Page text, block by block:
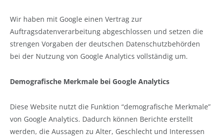
Wir haben mit Google einen Vertrag zur
Auftragsdatenverarbeitung abgeschlossen und setzen die
strengen Vorgaben der deutschen Datenschutzbehörden
bei der Nutzung von Google Analytics vollständig um.
Demografische Merkmale bei Google Analytics
Diese Website nutzt die Funktion “demografische Merkmale”
von Google Analytics. Dadurch können Berichte erstellt
werden, die Aussagen zu Alter, Geschlecht und Interessen